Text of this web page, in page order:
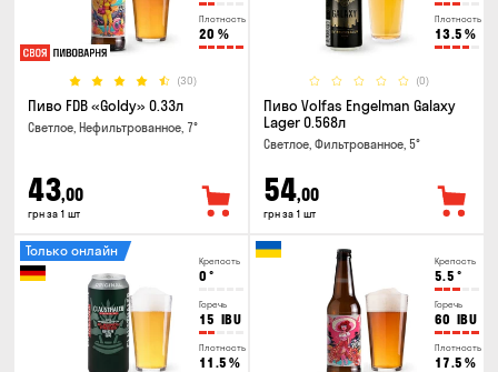
Плотность
20 %
(30)
Пиво FDB «Goldy» 0.33л
Светлое, Нефильтрованное, 7°
43,00
грн за 1 шт
Плотность
13.5 %
(0)
Пиво Volfas Engelman Galaxy
Lager 0.568л
Светлое, Фильтрованное, 5°
54,00
грн за 1 шт
Крепость
0 °
Горечь
15 IBU
Плотность
11.5 %
Только онлайн
Крепость
5.5 °
Горечь
60 IBU
Плотность
17.5 %